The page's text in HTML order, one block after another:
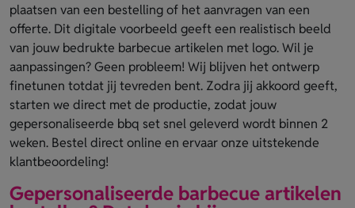
plaatsen van een bestelling of het aanvragen van een
offerte. Dit digitale voorbeeld geeft een realistisch beeld
van jouw bedrukte barbecue artikelen met logo. Wil je
aanpassingen? Geen probleem! Wij blijven het ontwerp
finetunen totdat jij tevreden bent. Zodra jij akkoord geeft,
starten we direct met de productie, zodat jouw
gepersonaliseerde bbq set snel geleverd wordt binnen 2
weken. Bestel direct online en ervaar onze uitstekende
klantbeoordeling!
Gepersonaliseerde barbecue artikelen